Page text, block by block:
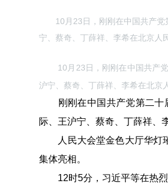
10月23日，刚刚在中国共产党第
宁、蔡奇、丁薛祥、李希在北京人
10月23日，刚刚在中国共产
沪宁、蔡奇、丁薛祥、李希在北京
刚刚在中国共产党第二十届
际、王沪宁、蔡奇、丁薛祥、
人民大会堂金色大厅华灯璀
集体亮相。
12时5分，习近平等在热烈